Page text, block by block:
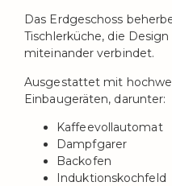
Das Erdgeschoss
Tischlerküche, die
miteinander verbindet.
Ausgestattet mit
Einbaugeräten, darunter:
Kaffeevollautomat
Dampfgarer
Backofen
Induktionskochfeld